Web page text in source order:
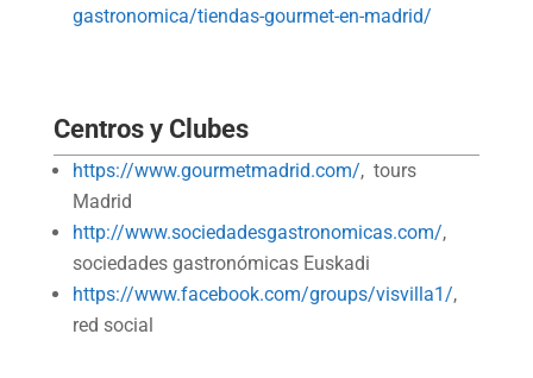
gastronomica/tiendas-gourmet-en-madrid/
Centros y Clubes
https://www.gourmetmadrid.com/, tours
Madrid
http://www.sociedadesgastronomicas.com/,
sociedades gastronómicas Euskadi
https://www.facebook.com/groups/visvilla1/,
red social